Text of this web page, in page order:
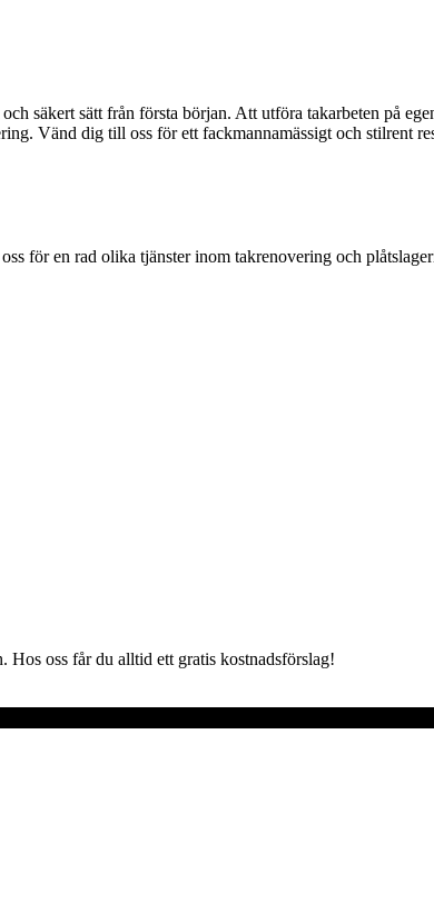
säkert sätt från första början. Att utföra takarbeten på
Vänd dig till oss för ett fackmannamässigt och stilrent
för en rad olika tjänster inom takrenovering och
oss får du alltid ett gratis kostnadsförslag!